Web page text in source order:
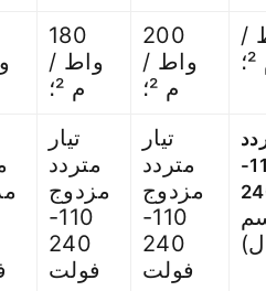
/
200
واط /
م ²؛
180
واط /
م ²؛
مزدوج 110-
تيار
متردد
مزدوج
110-
240
فولت
تيار
متردد
مزدوج
110-
240
فولت